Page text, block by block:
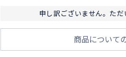
申し訳ございません。ただ
商品について